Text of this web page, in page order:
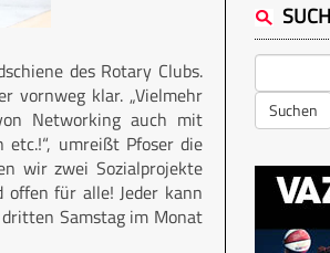
des Rotary Clubs.
vornweg klar. „Vielmehr
Networking auch mit
umreißt Pfoser die
wir zwei Sozialprojekte
offen für alle! Jeder kann
Samstag im Monat
Suchen